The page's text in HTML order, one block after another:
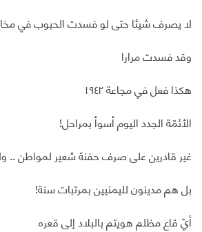
لا يصرف شيئا حتى لو فسدت الحبوب في
وقد فسدت مرارا
هكذا فعل في مجاعة ١٩٤٢
الأئمّة الجدد اليوم أسوأ بمراحل!
غير قادرين على صرف حفنة شعير لمواطن ..
بل هم مدينون لليمنيين بمرتبات سنة!
أيّ قاعٍ مظلم هويتم بالبلاد إلى قعره